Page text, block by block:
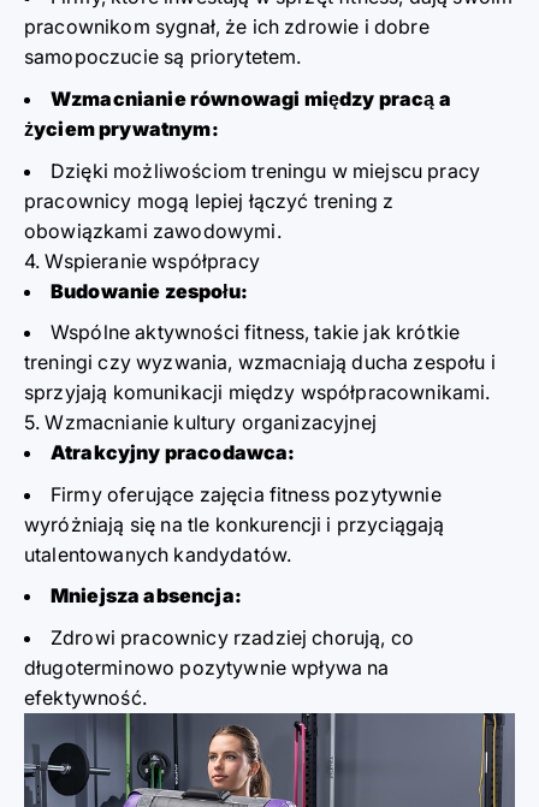
pracownikom sygnał, że ich zdrowie i dobre
samopoczucie są priorytetem.
Wzmacnianie równowagi między pracą a
życiem prywatnym:
Dzięki możliwościom treningu w miejscu pracy
pracownicy mogą lepiej łączyć trening z
obowiązkami zawodowymi.
4. Wspieranie współpracy
Budowanie zespołu:
Wspólne aktywności fitness, takie jak krótkie
treningi czy wyzwania, wzmacniają ducha zespołu i
sprzyjają komunikacji między współpracownikami.
5. Wzmacnianie kultury organizacyjnej
Atrakcyjny pracodawca:
Firmy oferujące zajęcia fitness pozytywnie
wyróżniają się na tle konkurencji i przyciągają
utalentowanych kandydatów.
Mniejsza absencja:
Zdrowi pracownicy rzadziej chorują, co
długoterminowo pozytywnie wpływa na
efektywność.